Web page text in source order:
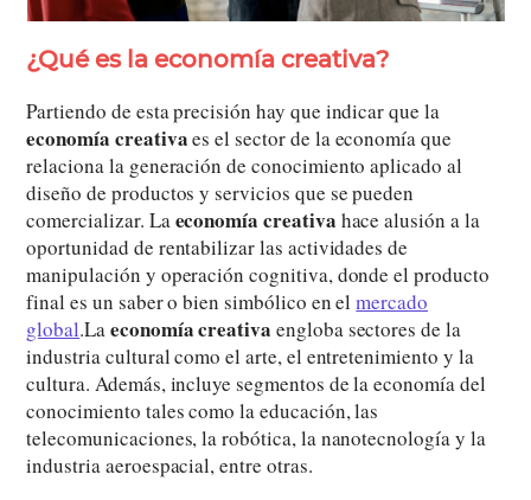
¿Qué es la economía creativa?
Partiendo de esta precisión hay que indicar que la
economía creativaes el sector de la economía que
relaciona la generación de conocimiento aplicado al
diseño de productos y servicios que se pueden
comercializar. Laeconomía creativa hace alusión a la
oportunidad de rentabilizar las actividades de
manipulación y operación cognitiva, donde el producto
final es un saber o bien simbólico en elmercado
global.Laeconomía creativa engloba sectores de la
industria cultural como el arte, el entretenimiento y la
cultura. Además, incluye segmentos de la economía del
conocimiento tales como la educación, las
telecomunicaciones, la robótica, la nanotecnología y la
industria aeroespacial, entre otras.